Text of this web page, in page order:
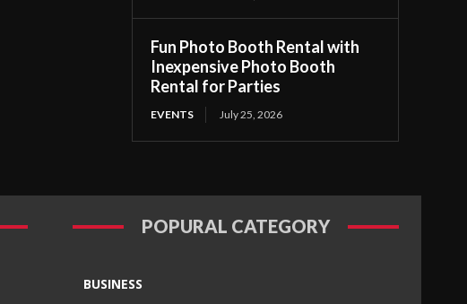
Fun Photo Booth Rental with
Inexpensive Photo Booth
Rental for Parties
EVENTS July 25, 2026
POPURAL CATEGORY
BUSINESS